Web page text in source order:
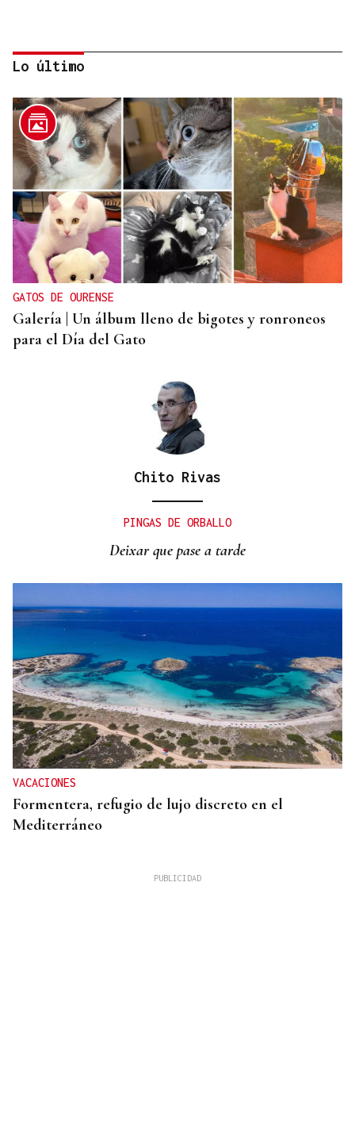
APUESTA POR LA VITICULTURA
Más de 620.000 euros para el Centro do Viño de
Ribadavia
Lo último
GATOS DE OURENSE
Galería | Un álbum lleno de bigotes y ronroneos
para el Día del Gato
Chito Rivas
PINGAS DE ORBALLO
Deixar que pase a tarde
VACACIONES
Formentera, refugio de lujo discreto en el
Mediterráneo